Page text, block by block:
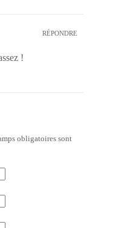
RÉPONDRE
!
obligatoires sont